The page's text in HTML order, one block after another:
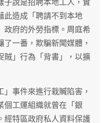
子說是招聘本地工人，實
此造成「聘請不到本地
政府的外勞指標。周庭希
一番，欺騙新聞媒體，
賊」行為「背書」，以擴
事件來進行栽贓陷害，
個工運組織就曾在「銀
經特區政府私人資料保護